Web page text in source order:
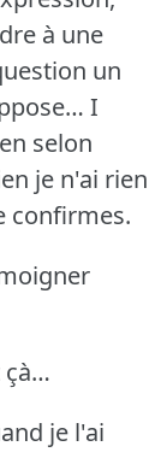
à une
un
I
selon
je n'ai rien
confirmes.
çà…
je l'ai